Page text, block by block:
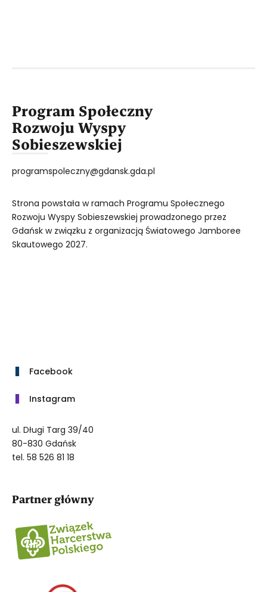
Program Społeczny
Rozwoju Wyspy
Sobieszewskiej
programspoleczny@gdansk.gda.pl
Strona powstała w ramach Programu Społecznego
Rozwoju Wyspy Sobieszewskiej prowadzonego przez
Gdańsk w związku z organizacją Światowego Jamboree
Skautowego 2027.
Facebook
Instagram
ul. Długi Targ 39/40
80-830 Gdańsk
tel. 58 526 81 18
Partner główny